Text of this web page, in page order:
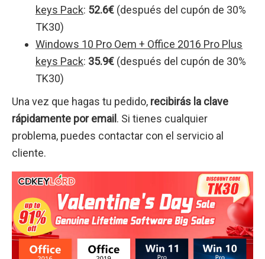
keys Pack: 52.6€ (después del cupón de 30%
TK30)
Windows 10 Pro Oem + Office 2016 Pro Plus
keys Pack: 35.9€ (después del cupón de 30%
TK30)
Una vez que hagas tu pedido, recibirás la clave
rápidamente por email . Si tienes cualquier
problema, puedes contactar con el servicio al
cliente.